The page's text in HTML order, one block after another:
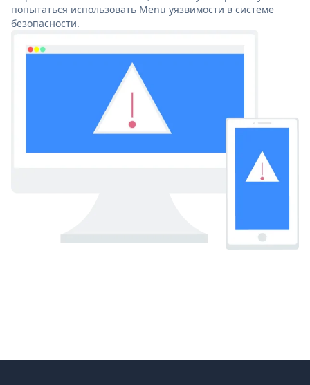
попытаться использовать Menu уязвимости в системе
безопасности.